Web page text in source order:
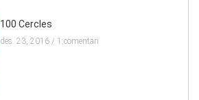
100 Cercles
des. 23, 2016 / 1 comentari